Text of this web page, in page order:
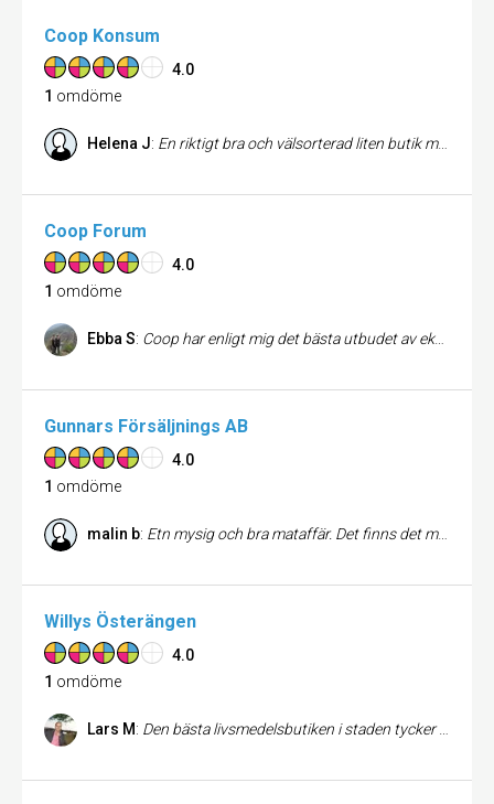
Coop Konsum
4.0
1 omdöme
Helena J: En riktigt bra och välsorterad liten butik med trevlig personal.De är alltid serviceminded och fixar hem varor som vi kunder önskar.
Coop Forum
4.0
1 omdöme
Ebba S: Coop har enligt mig det bästa utbudet av ekologiska varor. Det är fräscht och Forum-butikern har allt. Fler folk borde handla ekologiskt och jag hoppas fler butiker följer Coop.
Gunnars Försäljnings AB
4.0
1 omdöme
malin b: Etn mysig och bra mataffär. Det finns det mesta och jag gillar de som jobbar där.
Willys Österängen
4.0
1 omdöme
Lars M: Den bästa livsmedelsbutiken i staden tycker jag om man både tar in sortimentet och priserna i själva bedömningskriteriet. De har många spännande produkter från andra länder och de har ett brett sortiment på de flesta produkter och de håller ett lågt pris som sammantaget gör att jag åker över hela staden för att handla här. När de höjer frukt och grönsaksavdelningen ett snäpp till så får de min femte reco också!